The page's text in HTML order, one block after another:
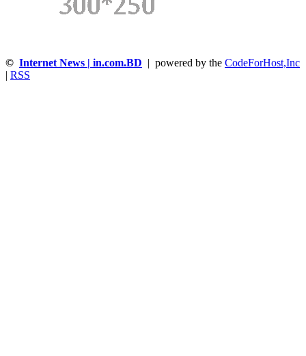
© Internet News | in.com.BD | powered by the CodeForHost,Inc
| RSS